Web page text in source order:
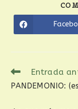
Entrada
PANDEMONIO: